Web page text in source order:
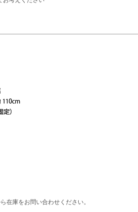
在庫をお問い合わせください。